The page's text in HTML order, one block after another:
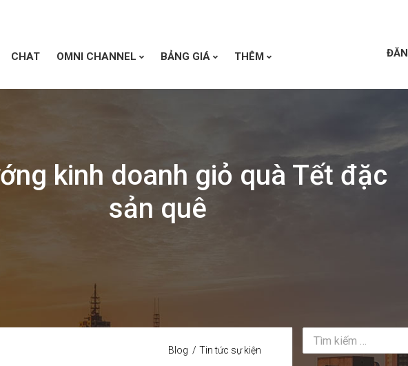
CHAT OMNI CHANNEL BẢNG GIÁ THÊM
kinh doanh giỏ quà Tết đặc
sản quê
Blog Tin tức sự kiện